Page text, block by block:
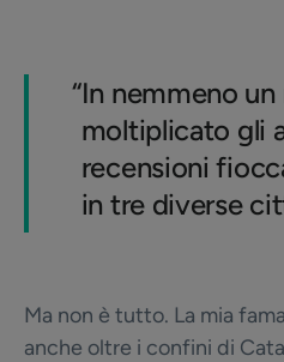
“In nemmeno un
moltiplicato gli
recensioni
in tre diverse
Ma non è tutto. La mia
anche oltre i confini di